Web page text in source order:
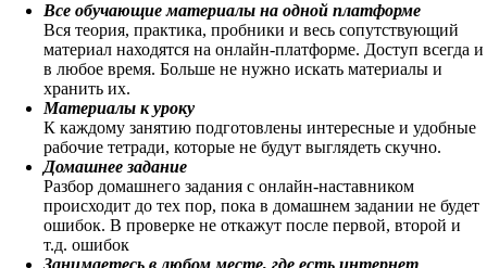
Все обучающие материалы на одной платформе
Вся теория, практика, пробники и весь сопутствующий
материал находятся на онлайн-платформе. Доступ всегда и
в любое время. Больше не нужно искать материалы и
хранить их.
Материалы к уроку
К каждому занятию подготовлены интересные и удобные
рабочие тетради, которые не будут выглядеть скучно.
Домашнее задание
Разбор домашнего задания с онлайн-наставником
происходит до тех пор, пока в домашнем задании не будет
ошибок. В проверке не откажут после первой, второй и
т.д. ошибок
Занимаетесь в любом месте, где есть интернет